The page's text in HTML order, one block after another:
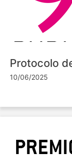
Protocolo
10/06/2025